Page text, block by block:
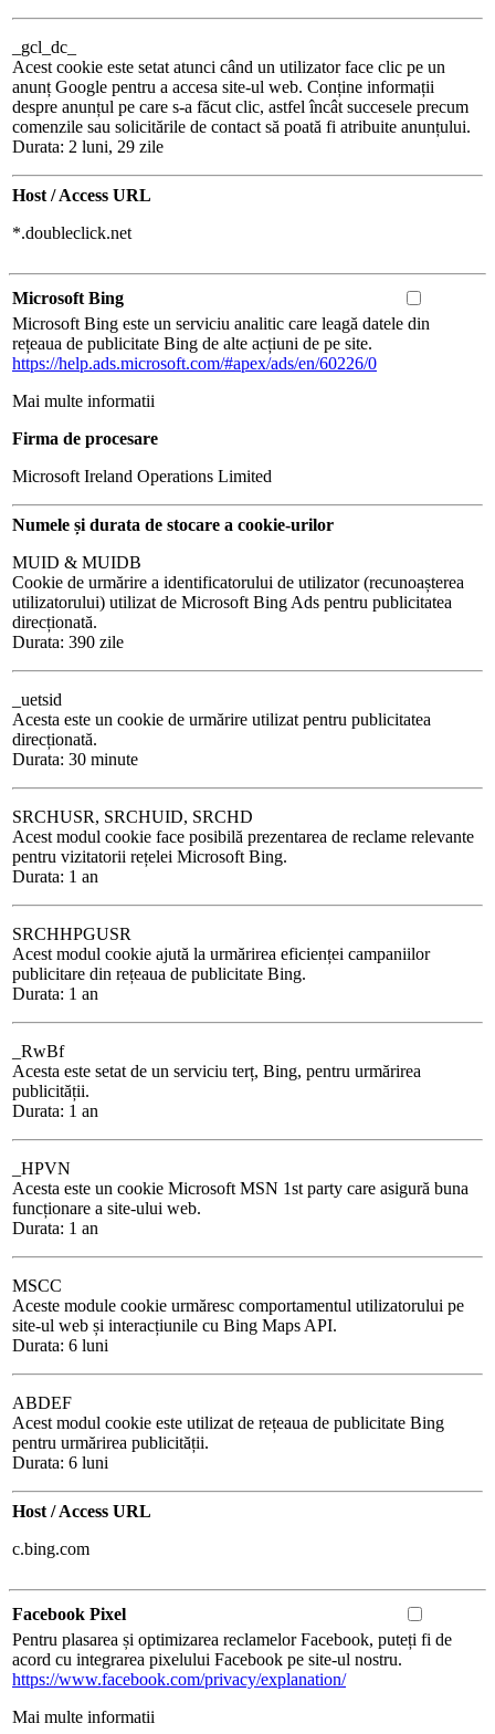
_gcl_dc_
Acest cookie este setat atunci când un utilizator face clic pe un
anunț Google pentru a accesa site-ul web. Conține informații
despre anunțul pe care s-a făcut clic, astfel încât succesele precum
comenzile sau solicitările de contact să poată fi atribuite anunțului.
Durata: 2 luni, 29 zile
Host / Access URL
*.doubleclick.net
Microsoft Bing
Microsoft Bing este un serviciu analitic care leagă datele din
rețeaua de publicitate Bing de alte acțiuni de pe site.
https://help.ads.microsoft.com/#apex/ads/en/60226/0
Mai multe informatii
Firma de procesare
Microsoft Ireland Operations Limited
Numele și durata de stocare a cookie-urilor
MUID & MUIDB
Cookie de urmărire a identificatorului de utilizator (recunoașterea
utilizatorului) utilizat de Microsoft Bing Ads pentru publicitatea
direcționată.
Durata: 390 zile
_uetsid
Acesta este un cookie de urmărire utilizat pentru publicitatea
direcționată.
Durata: 30 minute
SRCHUSR, SRCHUID, SRCHD
Acest modul cookie face posibilă prezentarea de reclame relevante
pentru vizitatorii rețelei Microsoft Bing.
Durata: 1 an
SRCHHPGUSR
Acest modul cookie ajută la urmărirea eficienței campaniilor
publicitare din rețeaua de publicitate Bing.
Durata: 1 an
_RwBf
Acesta este setat de un serviciu terț, Bing, pentru urmărirea
publicității.
Durata: 1 an
_HPVN
Acesta este un cookie Microsoft MSN 1st party care asigură buna
funcționare a site-ului web.
Durata: 1 an
MSCC
Aceste module cookie urmăresc comportamentul utilizatorului pe
site-ul web și interacțiunile cu Bing Maps API.
Durata: 6 luni
ABDEF
Acest modul cookie este utilizat de rețeaua de publicitate Bing
pentru urmărirea publicității.
Durata: 6 luni
Host / Access URL
c.bing.com
Facebook Pixel
Pentru plasarea și optimizarea reclamelor Facebook, puteți fi de
acord cu integrarea pixelului Facebook pe site-ul nostru.
https://www.facebook.com/privacy/explanation/
Mai multe informatii